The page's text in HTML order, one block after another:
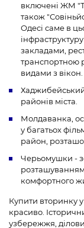
включені ЖМ
також
Одесі саме в
закладами,
транспортною
видами з вікон.
районів міста.
Молдаванка,
у багатьох
район,
Черьомушки -
комфортного
Купити вторинку
красиво.
узбережжя,